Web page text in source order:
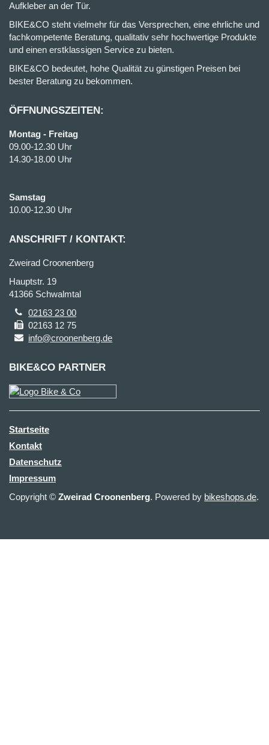
Aufkleber an der Tür.
BIKE&CO steht vielmehr für das Versprechen, eine ehrliche und
fachkompetente Beratung, qualitativ sehr hochwertige Produkte
und einen erstklassigen Service zu bieten.
BIKE&CO bedeutet, hohe Qualität zu günstigen Preisen bei
bester Beratung zu bekommen.
ÖFFNUNGSZEITEN:
Montag - Freitag
09.00-12.30 Uhr
14.30-18.00 Uhr
Samstag
10.00-12.30 Uhr
ANSCHRIFT / KONTAKT:
Zweirad Croonenberg
Hauptstr. 19
41366 Schwalmtal
02163 23 00
02163 12 75
info@croonenberg.de
BIKE&CO PARTNER
Startseite
Kontakt
Datenschutz
Impressum
Copyright © Zweirad Croonenberg. Powered by bikeshops.de.